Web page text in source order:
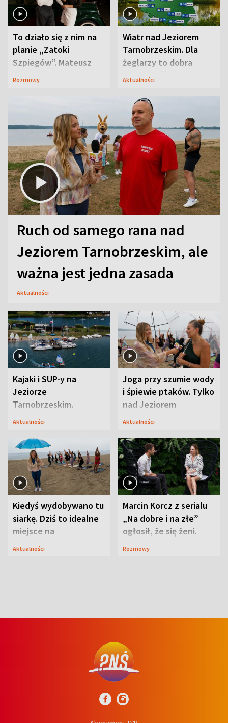
To działo się z nim na
planie „Zatoki
Szpiegów”. Mateusz
Janicki odsłonił
Rozmowy
Wiatr nad Jeziorem
Tarnobrzeskim. Dla
żeglarzy to dobra
wiadomość
Aktualności
Ruch od samego rana nad
Jeziorem Tarnobrzeskim, ale
ważna jest jedna zasada
Aktualności
Kajaki i SUP-y na
Jeziorze
Tarnobrzeskim.
Przyrodnicy zwracają
Aktualności
Joga przy szumie wody
i śpiewie ptaków. Tylko
nad Jeziorem
Tarnobrzeskim
Aktualności
Kiedyś wydobywano tu
siarkę. Dziś to idealne
miejsce na
wypoczynek
Aktualności
Marcin Korcz z serialu
„Na dobre i na złe”
ogłosił, że się żeni.
Zdradził, co zmienił
Rozmowy